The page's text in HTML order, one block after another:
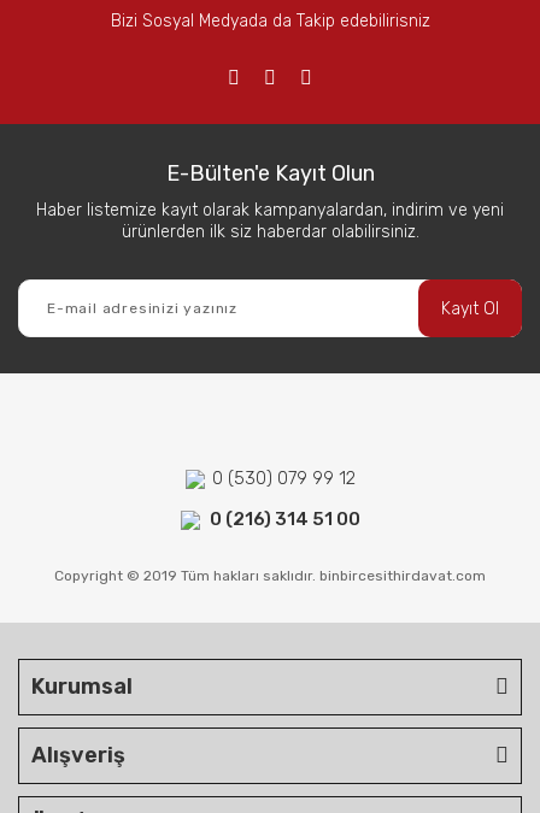
Bizi Sosyal Medyada da Takip edebilirisniz
E-Bülten'e Kayıt Olun
Haber listemize kayıt olarak kampanyalardan, indirim ve yeni
ürünlerden ilk siz haberdar olabilirsiniz.
Kayıt Ol
0 (530) 079 99 12
0 (216) 314 51 00
Copyright © 2019 Tüm hakları saklıdır. binbircesithirdavat.com
Kurumsal
Alışveriş